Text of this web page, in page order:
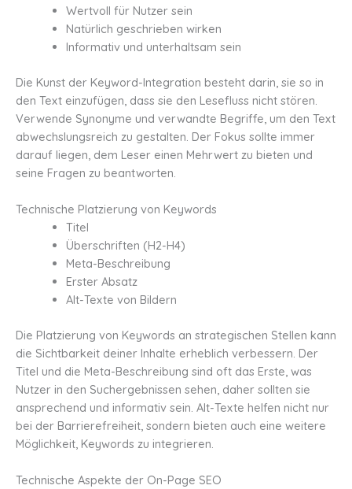
Wertvoll für Nutzer sein
Natürlich geschrieben wirken
Informativ und unterhaltsam sein
Die Kunst der Keyword-Integration besteht darin, sie so in
den Text einzufügen, dass sie den Lesefluss nicht stören.
Verwende Synonyme und verwandte Begriffe, um den Text
abwechslungsreich zu gestalten. Der Fokus sollte immer
darauf liegen, dem Leser einen Mehrwert zu bieten und
seine Fragen zu beantworten.
Technische Platzierung von Keywords
Titel
Überschriften (H2-H4)
Meta-Beschreibung
Erster Absatz
Alt-Texte von Bildern
Die Platzierung von Keywords an strategischen Stellen kann
die Sichtbarkeit deiner Inhalte erheblich verbessern. Der
Titel und die Meta-Beschreibung sind oft das Erste, was
Nutzer in den Suchergebnissen sehen, daher sollten sie
ansprechend und informativ sein. Alt-Texte helfen nicht nur
bei der Barrierefreiheit, sondern bieten auch eine weitere
Möglichkeit, Keywords zu integrieren.
Technische Aspekte der On-Page SEO